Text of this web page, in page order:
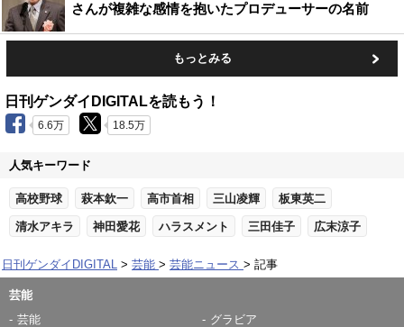
さんが複雑な感情を抱いたプロデューサーの名前
もっとみる
日刊ゲンダイDIGITALを読もう！
6.6万 18.5万
人気キーワード
高校野球 萩本欽一 高市首相 三山凌輝 板東英二
清水アキラ 神田愛花 ハラスメント 三田佳子 広末涼子
日刊ゲンダイDIGITAL 芸能 芸能ニュース 記事
芸能
芸能
グラビア